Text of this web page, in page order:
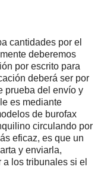
cantidades por el
deberemos
por escrito para
deberá ser por
prueba del envío y
es mediante
de burofax
circulando por
eficaz, es que un
y enviarla,
los tribunales si el